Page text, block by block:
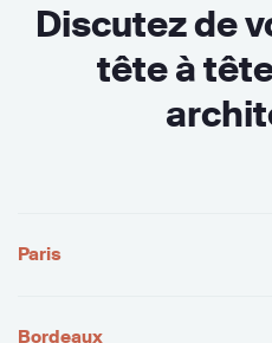
Discutez de
tête à
Paris
Bordeaux